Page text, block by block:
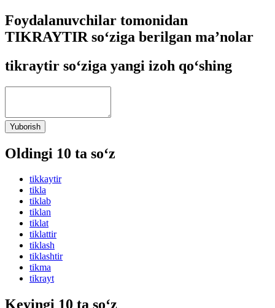
Foydalanuvchilar tomonidan
TIKRAYTIR so‘ziga berilgan ma’nolar
tikraytir so‘ziga yangi izoh qo‘shing
Yuborish
Oldingi 10 ta so‘z
tikkaytir
tikla
tiklab
tiklan
tiklat
tiklattir
tiklash
tiklashtir
tikma
tikrayt
Keyingi 10 ta so‘z